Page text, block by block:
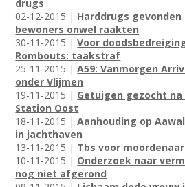
drugs
02-12-2015 | Harddrugs
bewoners onwel raakten
30-11-2015 |Voor
Rombouts: taakstraf
25-11-2015 |A59: Vanmorgen
onder Vlijmen
19-11-2015 | Getuigen gezocht
Station Oost
18-11-2015 |Aanhouding op
in jachthaven
13-11-2015 | Tbs voor
10-11-2015 | Onderzoek naar
nog niet afgerond